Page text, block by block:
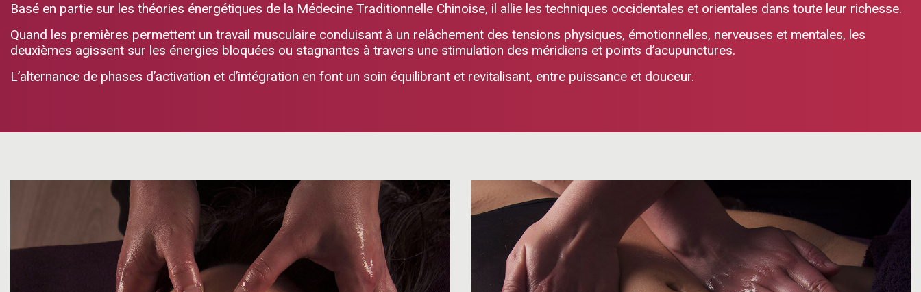
Basé en partie sur les théories énergétiques de la Médecine Traditionnelle Chinoise, il allie les techniques occidentales et orientales dans toute leur richesse.
Quand les premières permettent un travail musculaire conduisant à un relâchement des tensions physiques, émotionnelles, nerveuses et mentales, les
deuxièmes agissent sur les énergies bloquées ou stagnantes à travers une stimulation des méridiens et points d’acupunctures.
L’alternance de phases d’activation et d’intégration en font un soin équilibrant et revitalisant, entre puissance et douceur.